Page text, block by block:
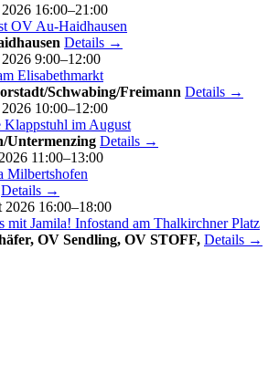
16:00–21:00
OV Au-Haidhausen
Details →
9:00–12:00
Elisabethmarkt
Schwabing/Freimann Details →
10:00–12:00
Klappstuhl im August
Untermenzing Details →
11:00–13:00
Milbertshofen
Details →
2026 16:00–18:00
mit Jamila! Infostand am Thalkirchner Platz
OV Sendling, OV STOFF, Details →